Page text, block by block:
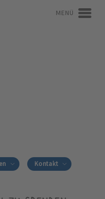
MENÜ
Kontakt